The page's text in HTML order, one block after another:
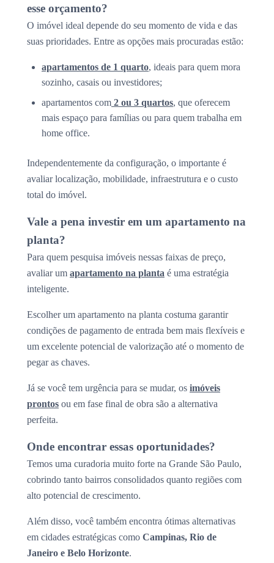
esse orçamento?
O imóvel ideal depende do seu momento de vida e das
suas prioridades. Entre as opções mais procuradas estão:
apartamentos de 1 quarto, ideais para quem mora
sozinho, casais ou investidores;
apartamentos com 2 ou 3 quartos, que oferecem
mais espaço para famílias ou para quem trabalha em
home office.
Independentemente da configuração, o importante é
avaliar localização, mobilidade, infraestrutura e o custo
total do imóvel.
Vale a pena investir em um apartamento na
planta?
Para quem pesquisa imóveis nessas faixas de preço,
avaliar um apartamento na planta é uma estratégia
inteligente.
Escolher um apartamento na planta costuma garantir
condições de pagamento de entrada bem mais flexíveis e
um excelente potencial de valorização até o momento de
pegar as chaves.
Já se você tem urgência para se mudar, os imóveis
prontos ou em fase final de obra são a alternativa
perfeita.
Onde encontrar essas oportunidades?
Temos uma curadoria muito forte na Grande São Paulo,
cobrindo tanto bairros consolidados quanto regiões com
alto potencial de crescimento.
Além disso, você também encontra ótimas alternativas
em cidades estratégicas como Campinas, Rio de
Janeiro e Belo Horizonte.